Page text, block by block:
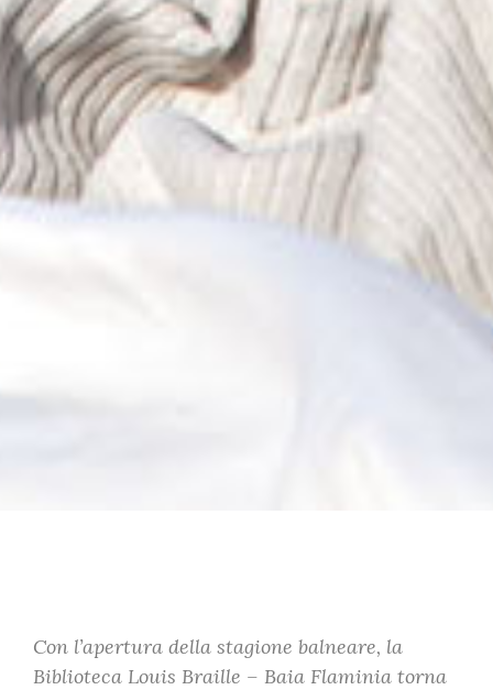
Con l’apertura della stagione balneare, la
Biblioteca Louis Braille – Baia Flaminia torna